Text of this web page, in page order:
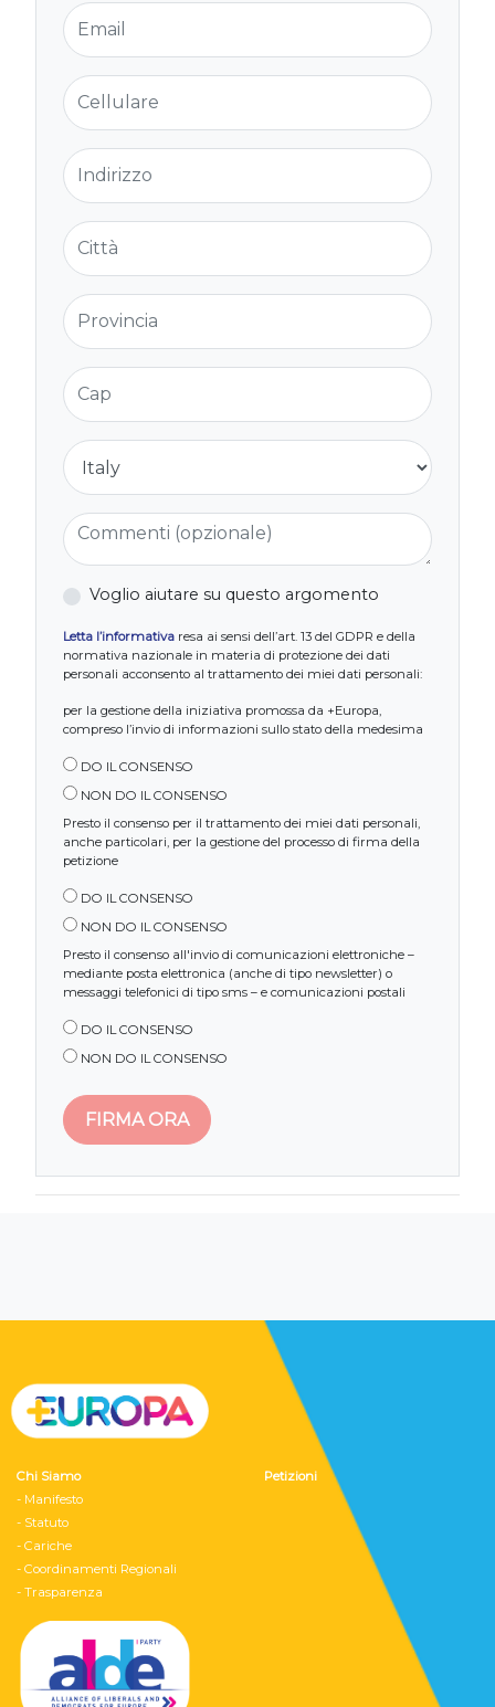
Email
Cellulare
Indirizzo
Città
Provincia
Cap
Nazione
Commenti (opzionale)
Voglio aiutare su questo argomento
Letta l’informativa resa ai sensi dell’art. 13 del GDPR e della
normativa nazionale in materia di protezione dei dati
personali acconsento al trattamento dei miei dati personali:
per la gestione della iniziativa promossa da +Europa,
compreso l’invio di informazioni sullo stato della medesima
DO IL CONSENSO
NON DO IL CONSENSO
Presto il consenso per il trattamento dei miei dati personali,
anche particolari, per la gestione del processo di firma della
petizione
DO IL CONSENSO
NON DO IL CONSENSO
Presto il consenso all'invio di comunicazioni elettroniche –
mediante posta elettronica (anche di tipo newsletter) o
messaggi telefonici di tipo sms – e comunicazioni postali
DO IL CONSENSO
NON DO IL CONSENSO
Chi Siamo
- Manifesto
- Statuto
- Cariche
- Coordinamenti Regionali
- Trasparenza
Petizioni